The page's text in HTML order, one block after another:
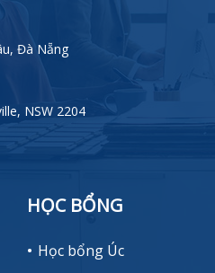
Đà Nẵng
NSW 2204
HỌC BỔNG
Học bổng Úc